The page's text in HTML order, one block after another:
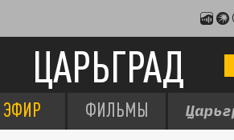
ЦАРЬГРАД
ЭФИР ФИЛЬМЫ